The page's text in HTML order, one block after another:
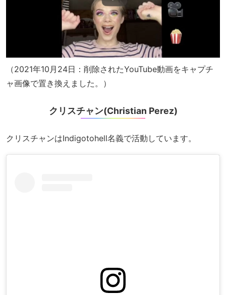
（2021年10月24日：削除されたYouTube動画をキャプチ
ャ画像で置き換えました。）
クリスチャン(Christian Perez)
クリスチャンはIndigotohell名義で活動しています。